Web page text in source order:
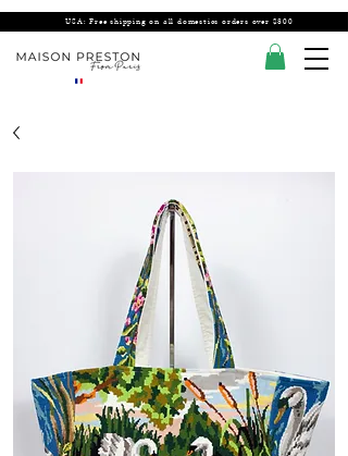
USA: Free shipping on all domestics orders over $300